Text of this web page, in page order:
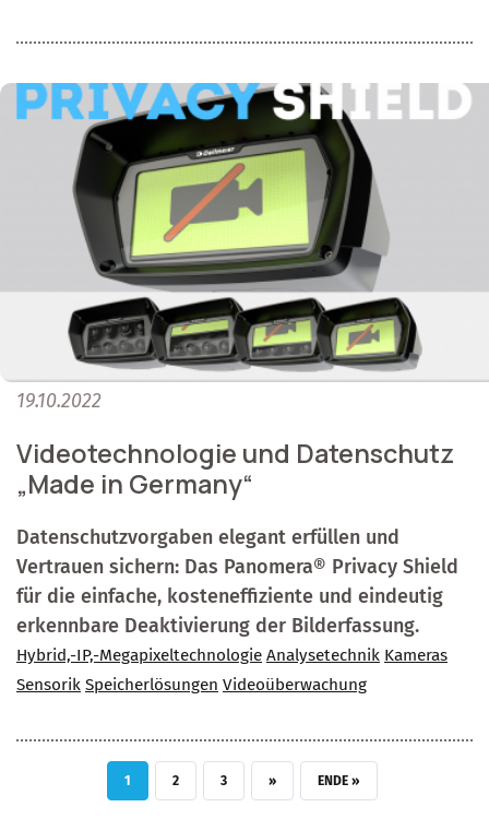
19.10.2022
Videotechnologie und Datenschutz
„Made in Germany“
Datenschutzvorgaben elegant erfüllen und
Vertrauen sichern: Das Panomera® Privacy Shield
für die einfache, kosteneffiziente und eindeutig
erkennbare Deaktivierung der Bilderfassung.
Hybrid,-IP,-Megapixeltechnologie Analysetechnik Kameras
Sensorik Speicherlösungen Videoüberwachung
AKTUELLE SEITE
1 SEITE
2 SEITE
3 NÄCHSTE SEITE
›› LETZTE SEITE
ENDE »